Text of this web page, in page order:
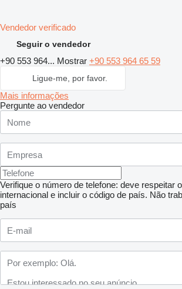
Vendedor verificado
Seguir o vendedor
+90 553 964... Mostrar +90 553 964 65 59
Ligue-me, por favor.
Mais informações
Pergunte ao vendedor
Verifique o número de telefone: deve respeitar
internacional e incluir o código de país. Não
país